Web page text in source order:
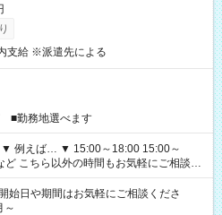
支給 ※派遣先による
■勤務地選べます
相談く
日や期間はお気軽にご相談くださ